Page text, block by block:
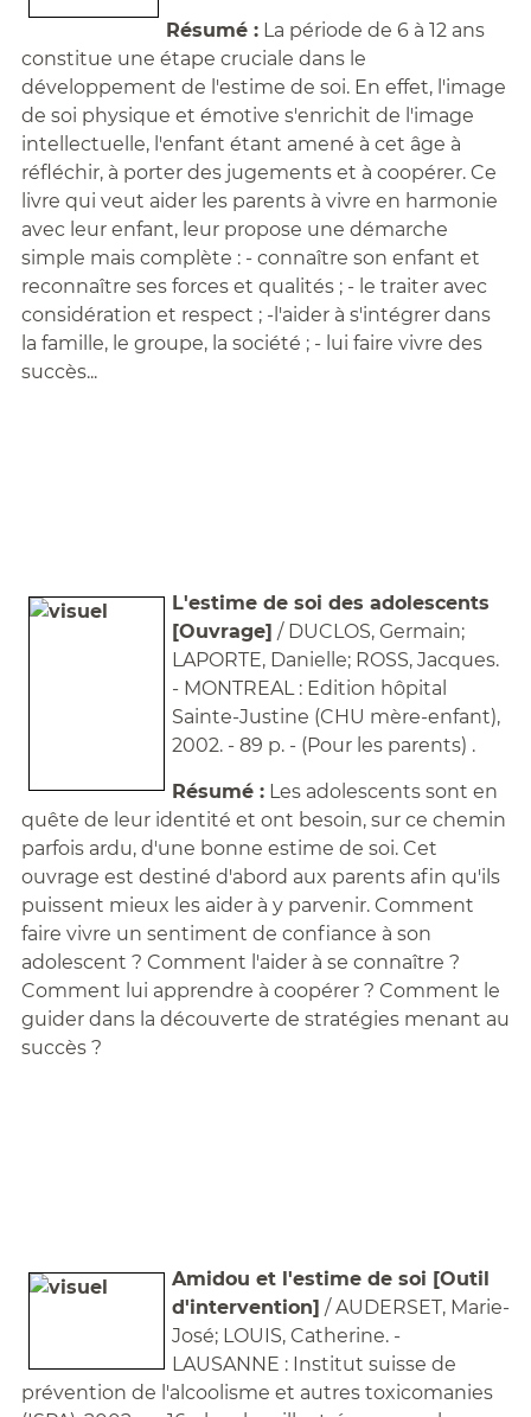
Résumé :La période de 6 à 12 ans
constitue une étape cruciale dans le
développement de l'estime de soi. En effet, l'image
de soi physique et émotive s'enrichit de l'image
intellectuelle, l'enfant étant amené à cet âge à
réfléchir, à porter des jugements et à coopérer. Ce
livre qui veut aider les parents à vivre en harmonie
avec leur enfant, leur propose une démarche
simple mais complète : - connaître son enfant et
reconnaître ses forces et qualités ; - le traiter avec
considération et respect ; -l'aider à s'intégrer dans
la famille, le groupe, la société ; - lui faire vivre des
succès...
L'estime de soi des adolescents
[Ouvrage] / DUCLOS, Germain;
LAPORTE, Danielle; ROSS, Jacques.
- MONTREAL : Edition hôpital
Sainte-Justine (CHU mère-enfant),
2002. - 89 p. - (Pour les parents) .
Résumé :Les adolescents sont en
quête de leur identité et ont besoin, sur ce chemin
parfois ardu, d'une bonne estime de soi. Cet
ouvrage est destiné d'abord aux parents afin qu'ils
puissent mieux les aider à y parvenir. Comment
faire vivre un sentiment de confiance à son
adolescent ? Comment l'aider à se connaître ?
Comment lui apprendre à coopérer ? Comment le
guider dans la découverte de stratégies menant au
succès ?
Amidou et l'estime de soi [Outil
d'intervention] / AUDERSET, Marie-
José; LOUIS, Catherine. -
LAUSANNE : Institut suisse de
prévention de l'alcoolisme et autres toxicomanies